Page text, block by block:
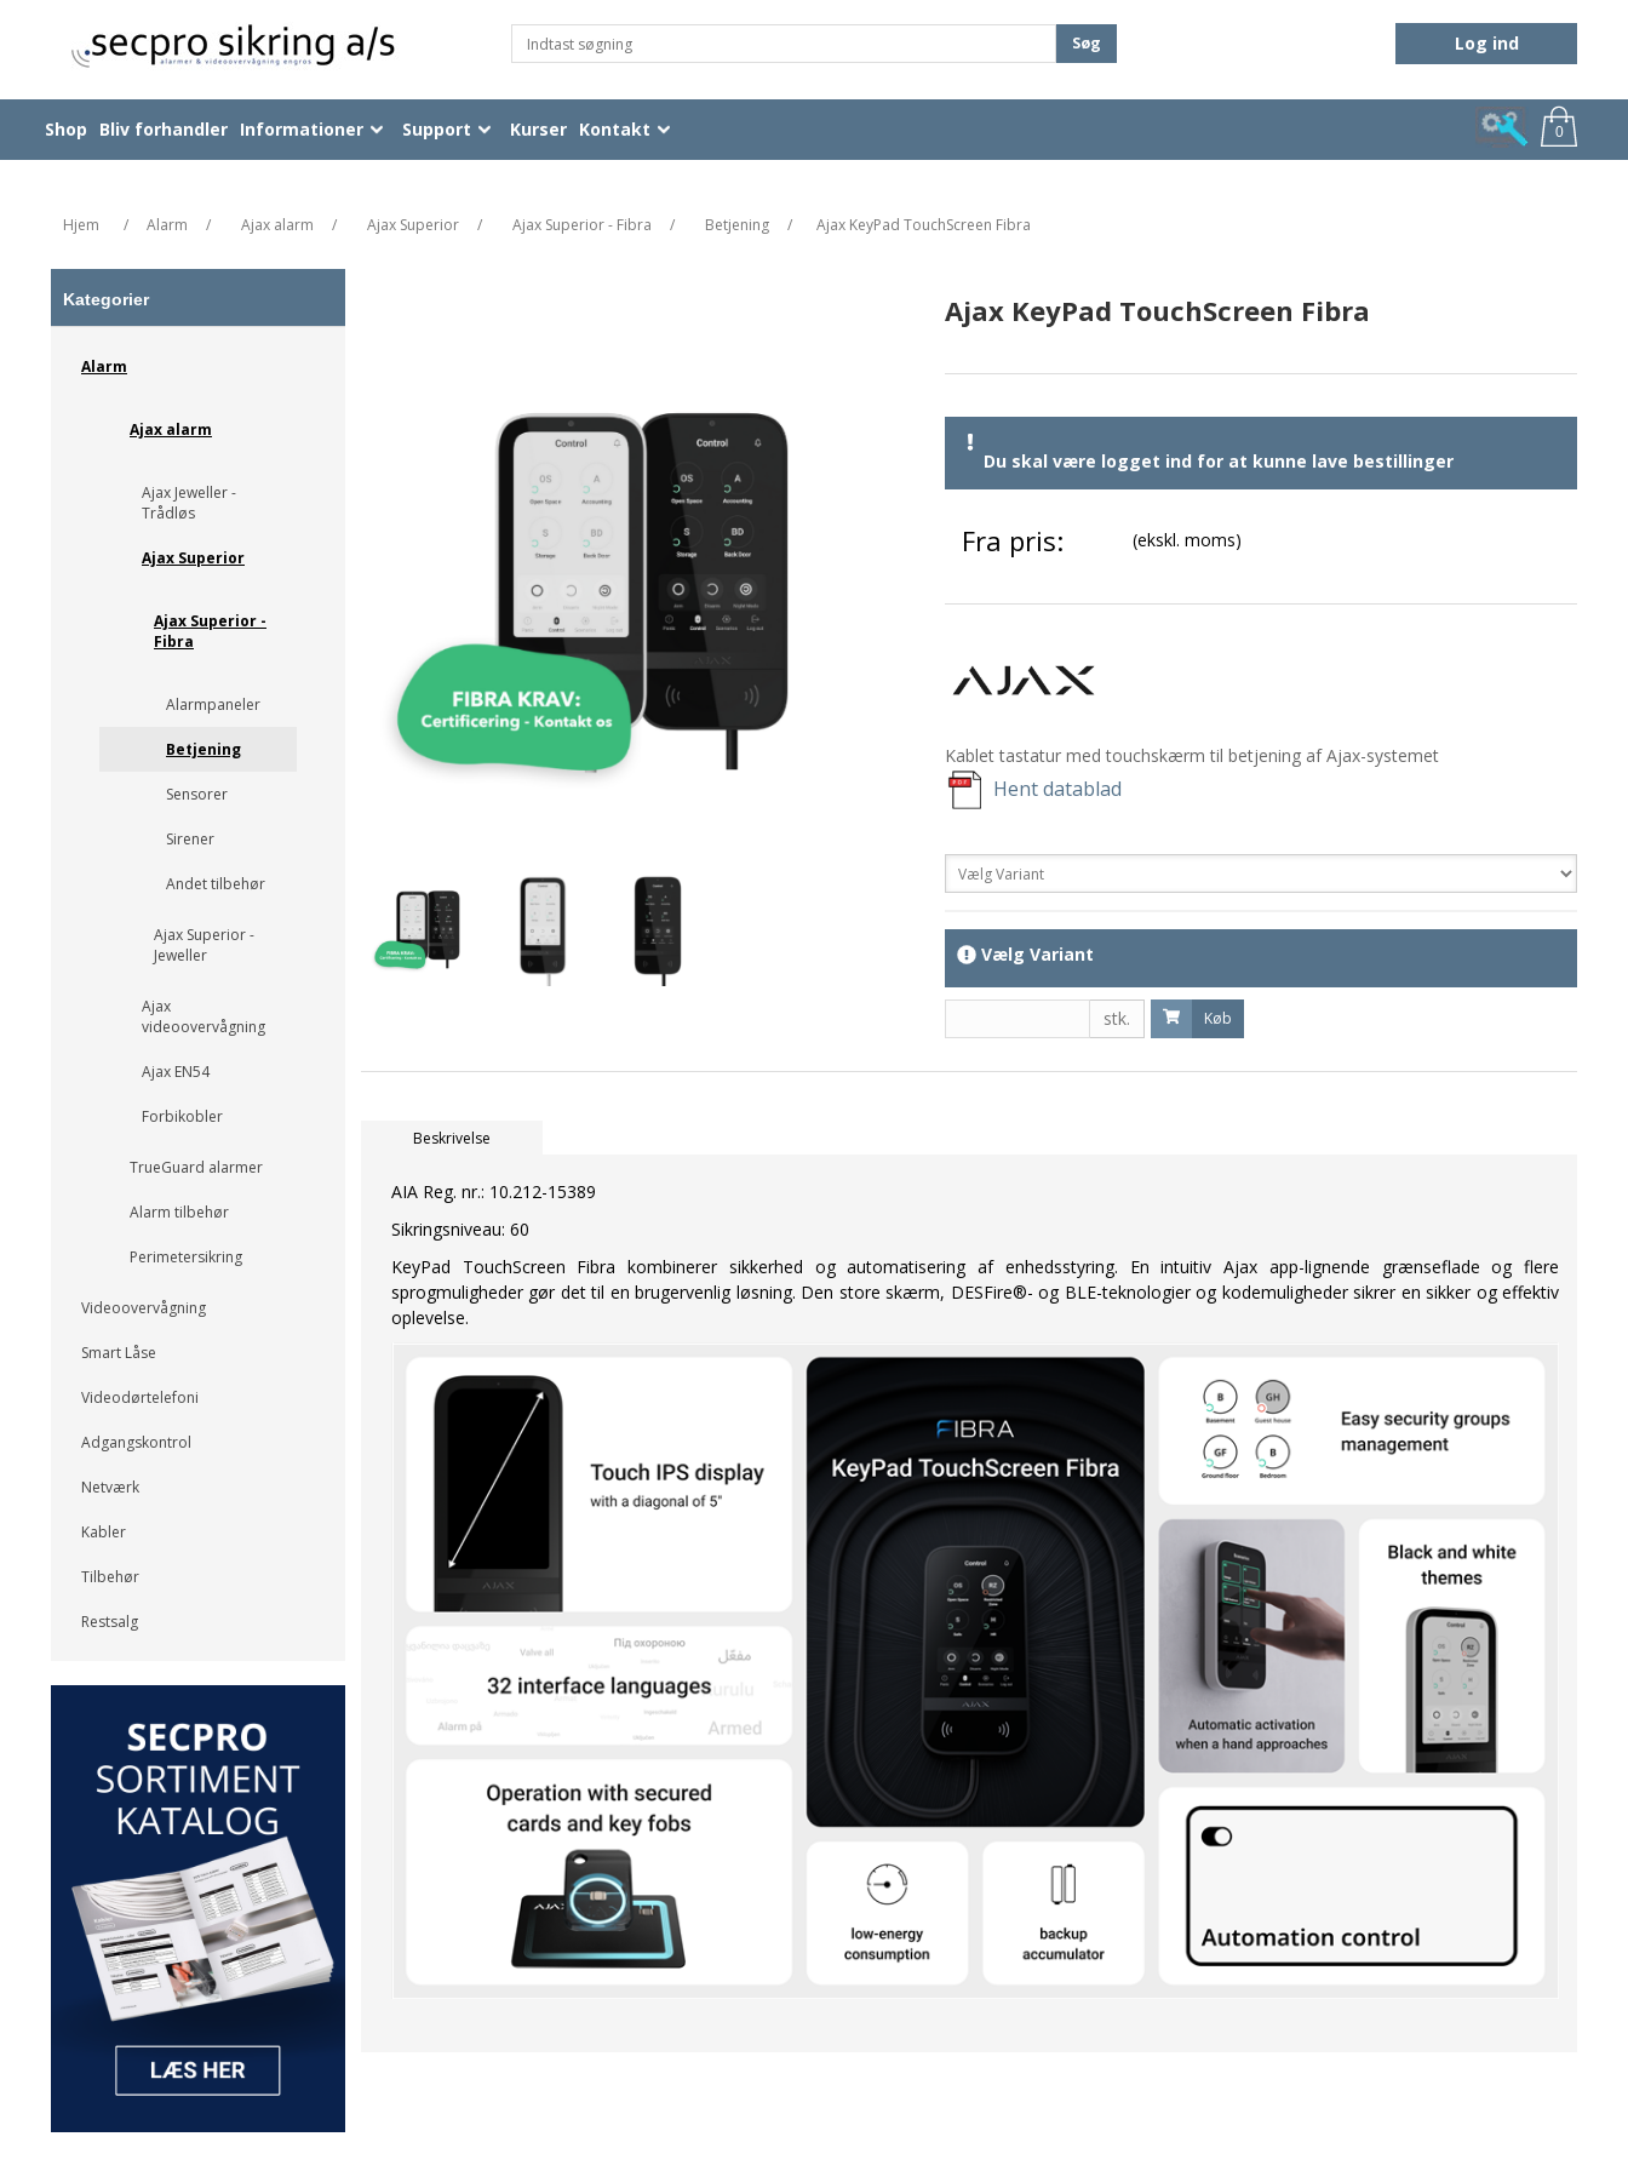
Søg Log ind
0
Shop Bliv forhandler Informationer Support Kurser Kontakt
Hjem / Alarm / Ajax alarm / Ajax Superior / Ajax Superior - Fibra / Betjening / Ajax KeyPad TouchScreen Fibra
Kategorier
Alarm
Ajax alarm
Ajax Jeweller -
Trådløs
Ajax Superior
Ajax Superior -
Fibra
Alarmpaneler
Betjening
Sensorer
Sirener
Andet tilbehør
Ajax Superior -
Jeweller
Ajax
videoovervågning
Ajax EN54
Forbikobler
TrueGuard alarmer
Alarm tilbehør
Perimetersikring
Videoovervågning
Smart Låse
Videodørtelefoni
Adgangskontrol
Netværk
Kabler
Tilbehør
Restsalg
Ajax KeyPad TouchScreen Fibra
Du skal være logget ind for at kunne lave bestillinger
Fra pris: (ekskl. moms)
Kablet tastatur med touchskærm til betjening af Ajax-systemet
Hent datablad
Vælg Variant
stk. Køb
Beskrivelse
AIA Reg. nr.: 10.212-15389
Sikringsniveau: 60
KeyPad TouchScreen Fibra kombinerer sikkerhed og automatisering af enhedsstyring. En intuitiv Ajax app-lignende grænseflade og flere
sprogmuligheder gør det til en brugervenlig løsning. Den store skærm, DESFire®- og BLE-teknologier og kodemuligheder sikrer en sikker og effektiv
oplevelse.